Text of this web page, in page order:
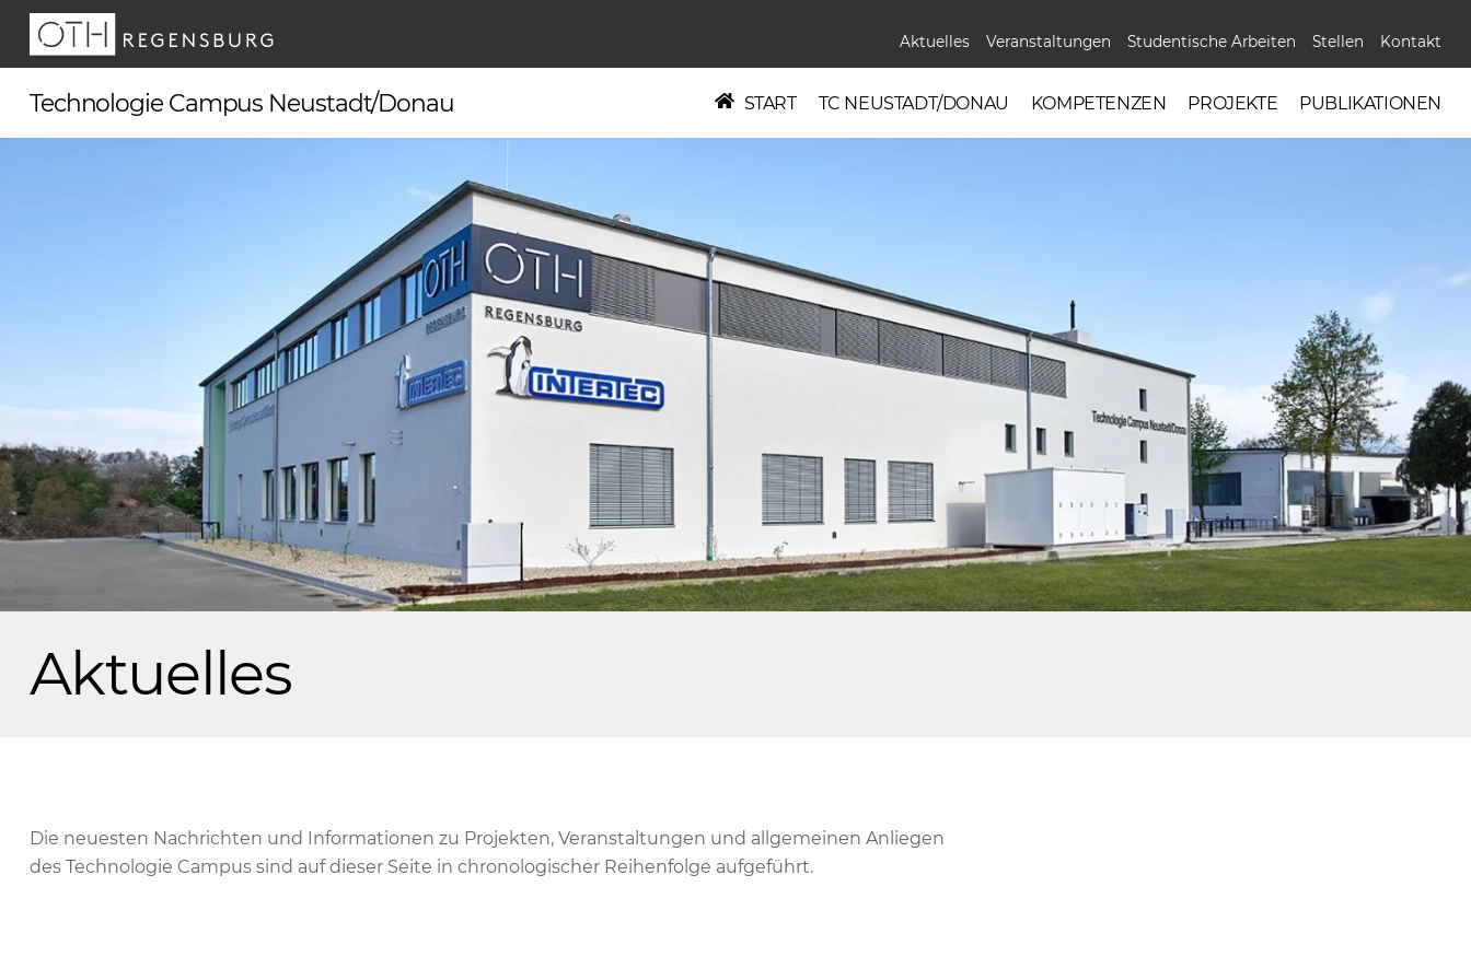
Skip
content
Aktuelles Veranstaltungen Studentische Arbeiten Stellen Kontakt
Technologie Campus Neustadt/Donau START TC NEUSTADT/DONAU KOMPETENZEN PROJEKTE PUBLIKATIONEN
Aktuelles
Die neuesten Nachrichten und Informationen zu Projekten, Veranstaltungen und allgemeinen Anliegen
des Technologie Campus sind auf dieser Seite in chronologischer Reihenfolge aufgeführt.